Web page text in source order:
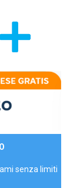
senza limiti